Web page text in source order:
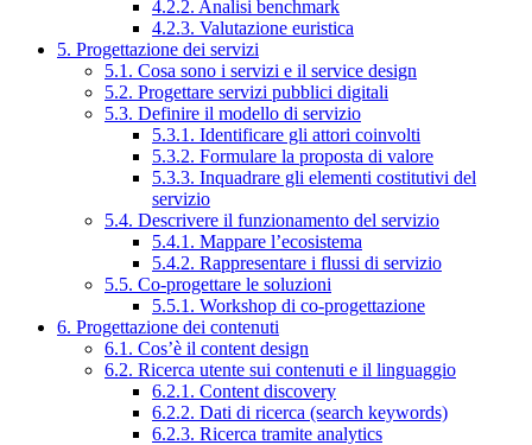
4.2.2. Analisi benchmark
4.2.3. Valutazione euristica
5. Progettazione dei servizi
5.1. Cosa sono i servizi e il service design
5.2. Progettare servizi pubblici digitali
5.3. Definire il modello di servizio
5.3.1. Identificare gli attori coinvolti
5.3.2. Formulare la proposta di valore
5.3.3. Inquadrare gli elementi costitutivi del
servizio
5.4. Descrivere il funzionamento del servizio
5.4.1. Mappare l’ecosistema
5.4.2. Rappresentare i flussi di servizio
5.5. Co-progettare le soluzioni
5.5.1. Workshop di co-progettazione
6. Progettazione dei contenuti
6.1. Cos’è il content design
6.2. Ricerca utente sui contenuti e il linguaggio
6.2.1. Content discovery
6.2.2. Dati di ricerca (search keywords)
6.2.3. Ricerca tramite analytics